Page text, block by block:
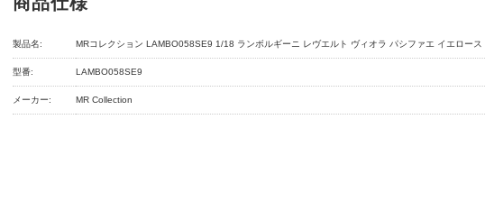
製品名: MRコレクション LAMBO058SE9 1/18 ランボルギーニ レヴエルト ヴィオラ パシファエ イエロース
型番: LAMBO058SE9
メーカー: MR Collection